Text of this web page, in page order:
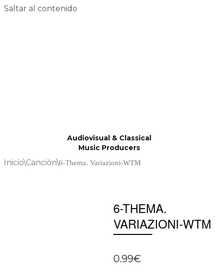
Saltar al contenido
Audiovisual & Classical
Music Producers
Inicio\Canción\6-Thema. Variazioni-WTM
6-THEMA.
VARIAZIONI-WTM
0.99€